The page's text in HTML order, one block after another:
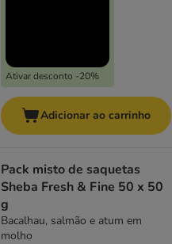
Ativar desconto -20%
Adicionar ao carrinho
Pack misto de saquetas
Sheba Fresh & Fine 50 x 50
g
Bacalhau, salmão e atum em
molho